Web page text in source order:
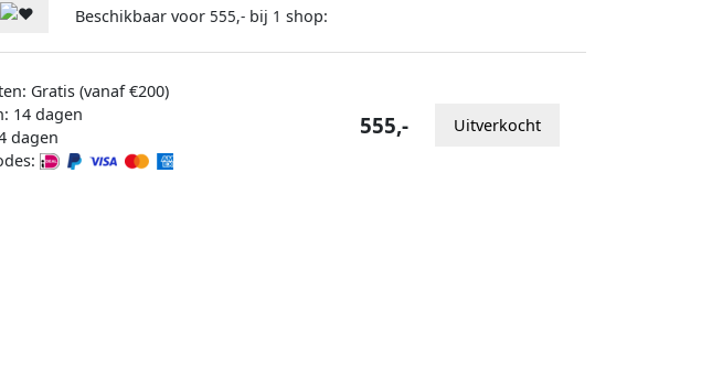
Beschikbaar voor 555,- bij 1 shop:
Gratis (vanaf €200)
14 dagen
dagen
555,- Uitverkocht